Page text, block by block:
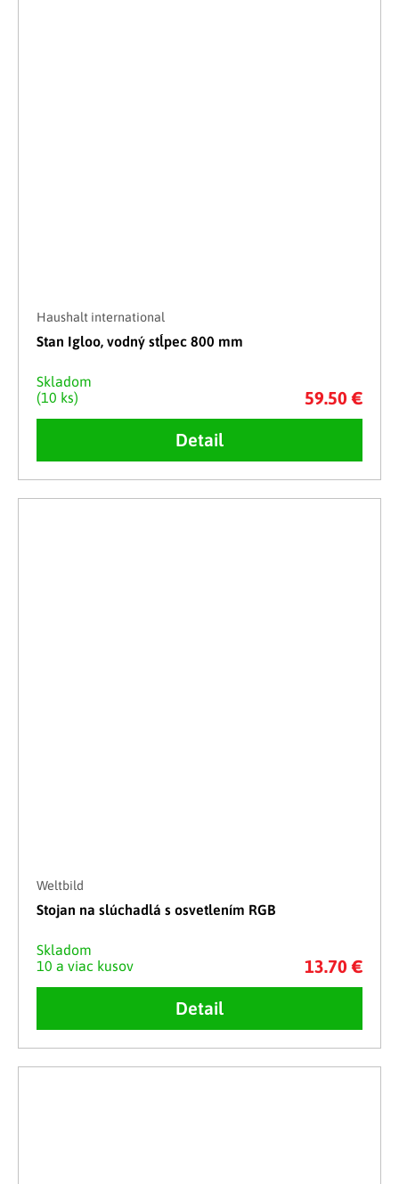
Haushalt international
Stan Igloo, vodný stĺpec 800 mm
Skladom
(10 ks)
59.50 €
Detail
Weltbild
Stojan na slúchadlá s osvetlením RGB
Skladom
10 a viac kusov
13.70 €
Detail